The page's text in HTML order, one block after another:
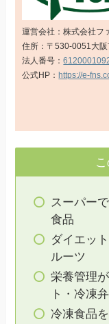
運営会社：株式会社フ
住所：〒530-0051大
法人番号：
公式HP： https://e-
スーパー
食品
ダイエッ
ルーツ
栄養管理
ト・冷凍
冷凍食品